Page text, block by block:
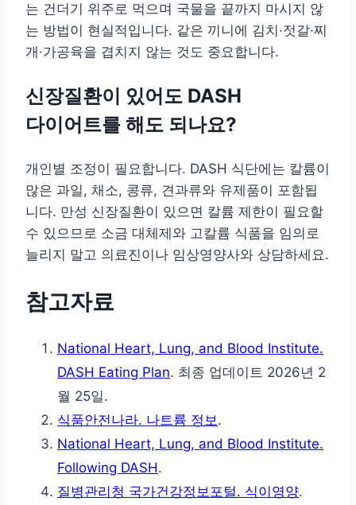
는 건더기 위주로 먹으며 국물을 끝까지 마시지 않
는 방법이 현실적입니다. 같은 끼니에 김치·젓갈·찌
개·가공육을 겹치지 않는 것도 중요합니다.
신장질환이 있어도 DASH
다이어트를 해도 되나요?
개인별 조정이 필요합니다. DASH 식단에는 칼륨이
많은 과일, 채소, 콩류, 견과류와 유제품이 포함됩
니다. 만성 신장질환이 있으면 칼륨 제한이 필요할
수 있으므로 소금 대체제와 고칼륨 식품을 임의로
늘리지 말고 의료진이나 임상영양사와 상담하세요.
참고자료
National Heart, Lung, and Blood Institute.
DASH Eating Plan. 최종 업데이트 2026년 2
월 25일.
식품안전나라. 나트륨 정보 .
National Heart, Lung, and Blood Institute.
Following DASH.
질병관리청 국가건강정보포털. 식이영양.